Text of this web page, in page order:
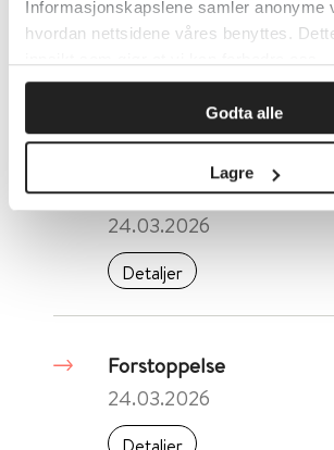
Informasjonskapslene samler anonyme
hvordan nettsidene våres benyttes.
Godta alle
Lagre
til psykiske lidelser
FACT Ung
24.03.2026
Detaljer
Forstoppelse
24.03.2026
Detaljer